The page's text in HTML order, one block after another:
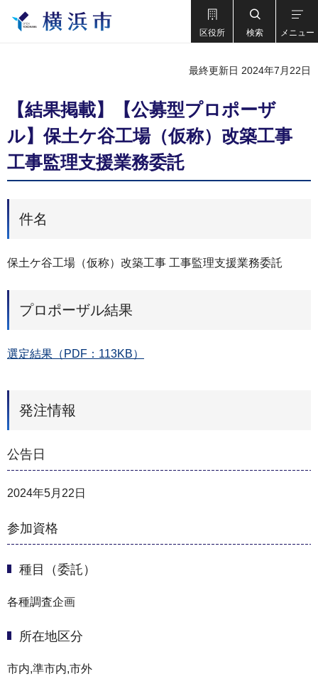
区役所 検索 メニュー
最終更新日 2024年7月22日
【結果掲載】【公募型プロポーザ
ル】保土ケ谷工場（仮称）改築工事
工事監理支援業務委託
件名
保土ケ谷工場（仮称）改築工事 工事監理支援業務委託
プロポーザル結果
選定結果（PDF：113KB）
発注情報
公告日
2024年5月22日
参加資格
種目（委託）
各種調査企画
所在地区分
市内,準市内,市外